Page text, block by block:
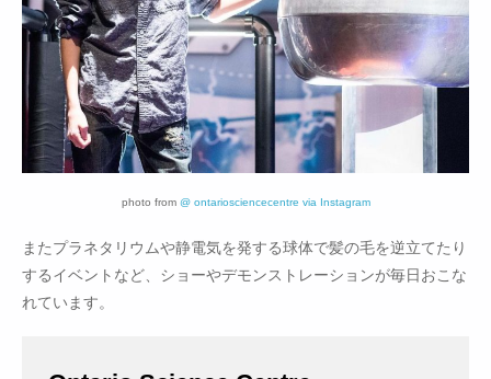
photo from @ ontariosciencecentre via Instagram
またプラネタリウムや静電気を発する球体で髪の毛を逆立てたり
するイベントなど、ショーやデモンストレーションが毎日おこな
れています。